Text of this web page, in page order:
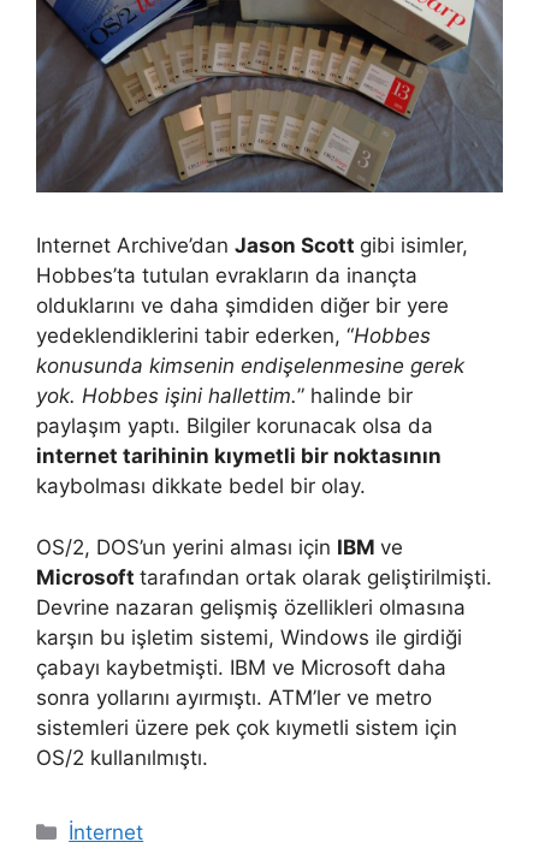
Internet Archive’dan Jason Scott gibi isimler,
Hobbes’ta tutulan evrakların da inançta
olduklarını ve daha şimdiden diğer bir yere
yedeklendiklerini tabir ederken, “Hobbes
konusunda kimsenin endişelenmesine gerek
yok. Hobbes işini hallettim.” halinde bir
paylaşım yaptı. Bilgiler korunacak olsa da
internet tarihinin kıymetli bir noktasının
kaybolması dikkate bedel bir olay.
OS/2, DOS’un yerini alması için IBM ve
Microsoft tarafından ortak olarak geliştirilmişti.
Devrine nazaran gelişmiş özellikleri olmasına
karşın bu işletim sistemi, Windows ile girdiği
çabayı kaybetmişti. IBM ve Microsoft daha
sonra yollarını ayırmıştı. ATM’ler ve metro
sistemleri üzere pek çok kıymetli sistem için
OS/2 kullanılmıştı.
Kategoriler
İnternet